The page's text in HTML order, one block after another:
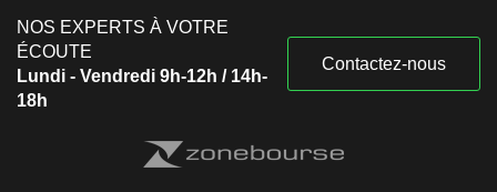
NOS EXPERTS À VOTRE
ÉCOUTE
Lundi - Vendredi 9h-12h / 14h-
18h
Contactez-nous